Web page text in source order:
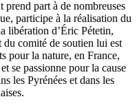
part à de nombreuses
participe à la réalisation du
libération d’Éric Pétetin,
comité de soutien lui est
pour la nature, en France,
se passionne pour la cause
les Pyrénées et dans les